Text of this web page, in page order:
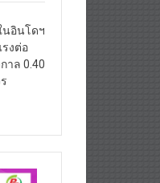
นอินโดฯ
งต่อ
าล 0.40